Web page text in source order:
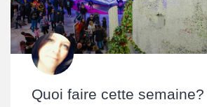
Quoi faire cette semaine?